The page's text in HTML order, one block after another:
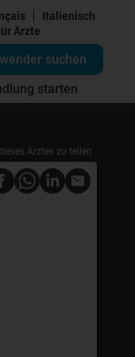
Italienisch
Ärzte
suchen
starten
Arztes zu teilen